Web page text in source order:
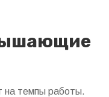
на темпы работы.